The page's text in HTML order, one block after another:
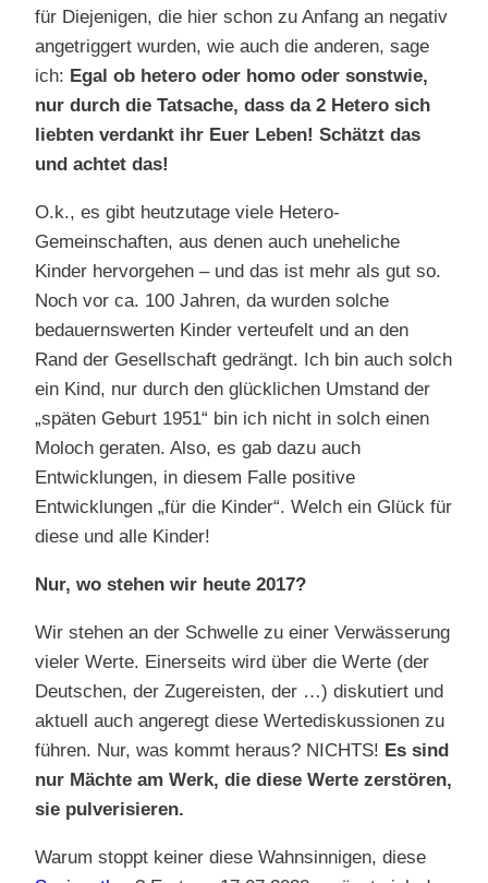
für Diejenigen, die hier schon zu Anfang an negativ
angetriggert wurden, wie auch die anderen, sage
ich: Egal ob hetero oder homo oder sonstwie,
nur durch die Tatsache, dass da 2 Hetero sich
liebten verdankt ihr Euer Leben! Schätzt das
und achtet das!
O.k., es gibt heutzutage viele Hetero-
Gemeinschaften, aus denen auch uneheliche
Kinder hervorgehen – und das ist mehr als gut so.
Noch vor ca. 100 Jahren, da wurden solche
bedauernswerten Kinder verteufelt und an den
Rand der Gesellschaft gedrängt. Ich bin auch solch
ein Kind, nur durch den glücklichen Umstand der
„späten Geburt 1951“ bin ich nicht in solch einen
Moloch geraten. Also, es gab dazu auch
Entwicklungen, in diesem Falle positive
Entwicklungen „für die Kinder“. Welch ein Glück für
diese und alle Kinder!
Nur, wo stehen wir heute 2017?
Wir stehen an der Schwelle zu einer Verwässerung
vieler Werte. Einerseits wird über die Werte (der
Deutschen, der Zugereisten, der …) diskutiert und
aktuell auch angeregt diese Wertediskussionen zu
führen. Nur, was kommt heraus? NICHTS! Es sind
nur Mächte am Werk, die diese Werte zerstören,
sie pulverisieren.
Warum stoppt keiner diese Wahnsinnigen, diese